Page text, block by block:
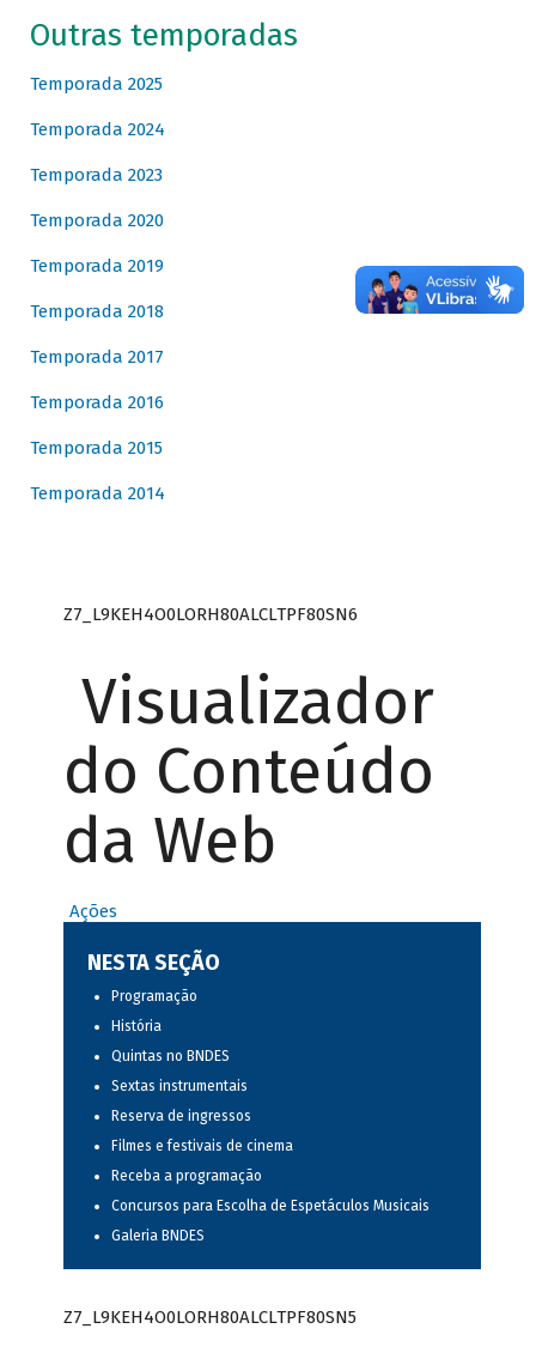
Outras temporadas
Temporada 2025
Temporada 2024
Temporada 2023
Temporada 2020
Temporada 2019
Temporada 2018
Temporada 2017
Temporada 2016
Temporada 2015
Temporada 2014
Z7_L9KEH4O0LORH80ALCLTPF80SN6
Visualizador
do Conteúdo
da Web
Ações
NESTA SEÇÃO
Programação
História
Quintas no BNDES
Sextas instrumentais
Reserva de ingressos
Filmes e festivais de cinema
Receba a programação
Concursos para Escolha de Espetáculos Musicais
Galeria BNDES
Z7_L9KEH4O0LORH80ALCLTPF80SN5